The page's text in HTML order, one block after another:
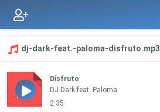
dj-dark-feat.-paloma-disfruto.mp3
mp3
Disfruto
DJ Dark feat. Paloma
2:35